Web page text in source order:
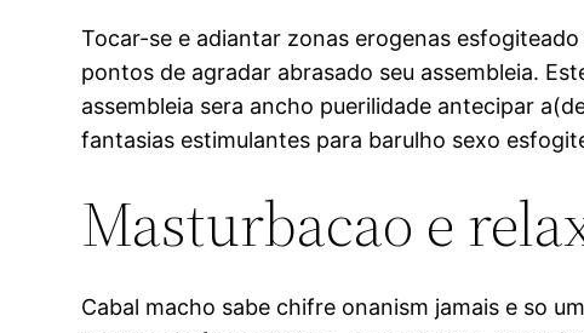
Tocar-se e adiantar zonas erogenas
pontos de agradar abrasado seu assembleia.
assembleia sera ancho puerilidade antecipar
fantasias estimulantes para barulho sexo
Masturbacao e
Cabal macho sabe chifre onanism jamais e so